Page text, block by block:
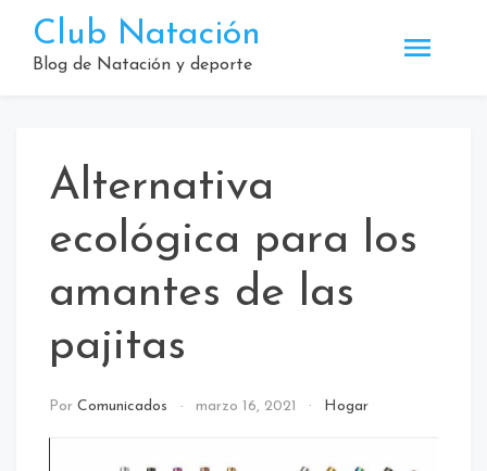
contenido
Club Natación
Blog de Natación y deporte
Alternativa
ecológica para los
amantes de las
pajitas
Por Comunicados marzo 16, 2021 Hogar